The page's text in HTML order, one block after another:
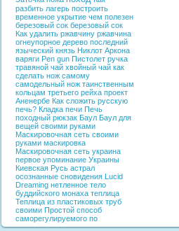
разбить лагерь построить
временное укрытие чем полезен
березовый сок березовый сок
Как удалить ржавчину ржавчина
огнеупорное дерево последний
языческий князь Никлот Аркона
варяги Pen gun Пистолет ручка
травяной чай хвойный чай как
сделать нож самому
самодельный нож таинственным
кольцам третьего рейха проект
Аненербе Как сложить русскую
печь? Кладка печи Печь
походный рюкзак Баул Баул для
вещей своими руками
Маскировочная сеть своими
руками маскировка
Маскировочная сеть украина
первое упоминание Украины
Киевская Русь астрал
осознанные сновидения Lucid
Dreaming нетленное тело
буддийского монаха теплица
Теплица из пластиковых труб
своими Простой способ
саморегулируемого по